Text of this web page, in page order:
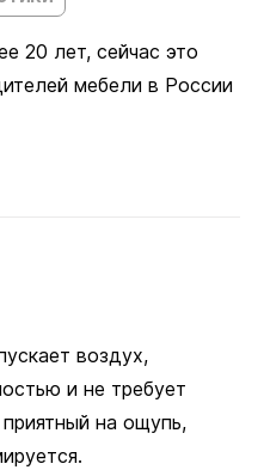
20 лет, сейчас это
мебели в России
воздух,
и не требует
на ощупь,